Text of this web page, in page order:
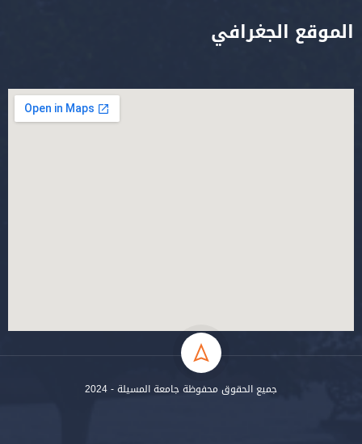
الموقع الجغرافي
جميع الحقوق محفوظة جامعة المسيلة - 2024